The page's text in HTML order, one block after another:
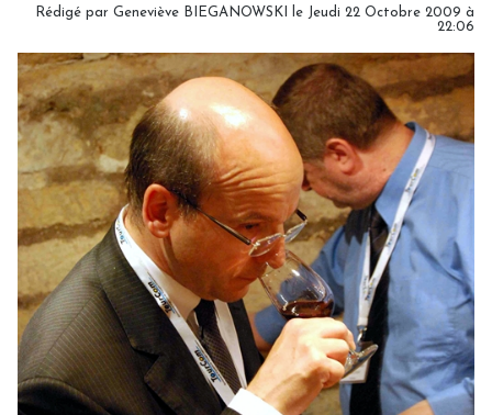
Rédigé par Geneviève BIEGANOWSKI le Jeudi 22 Octobre 2009 à
22:06